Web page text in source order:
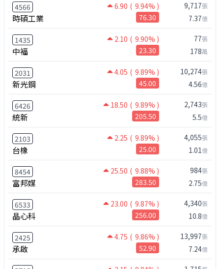
4566 6.90 ( 9.94% )
時碩工業 76.30
9,717張
7.37億
1435 2.10 ( 9.90% )
中福 23.30
77張
178萬
2031 4.05 ( 9.89% )
新光鋼 45.00
10,274張
4.56億
6426 18.50 ( 9.89% )
統新 205.50
2,743張
5.5億
2103 2.25 ( 9.89% )
台橡 25.00
4,055張
1.01億
8454 25.50 ( 9.88% )
富邦媒 283.50
984張
2.75億
6533 23.00 ( 9.87% )
晶心科 256.00
4,340張
10.8億
2425 4.75 ( 9.86% )
承啟 52.90
13,997張
7.24億